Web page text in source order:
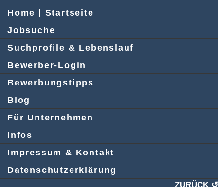
Home | Startseite
Jobsuche
Suchprofile & Lebenslauf
Bewerber-Login
Bewerbungstipps
Blog
Für Unternehmen
Infos
Impressum & Kontakt
Datenschutzerklärung
ZURÜCK ↺